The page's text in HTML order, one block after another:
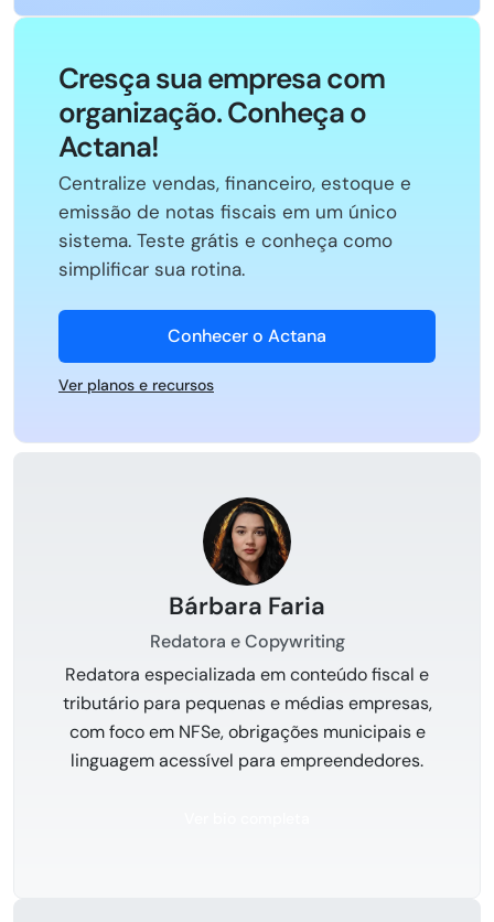
Cresça sua empresa com
organização. Conheça o
Actana!
Centralize vendas, financeiro, estoque e
emissão de notas fiscais em um único
sistema. Teste grátis e conheça como
simplificar sua rotina.
Conhecer o Actana
Ver planos e recursos
Bárbara Faria
Redatora e Copywriting
Redatora especializada em conteúdo fiscal e
tributário para pequenas e médias empresas,
com foco em NFSe, obrigações municipais e
linguagem acessível para empreendedores.